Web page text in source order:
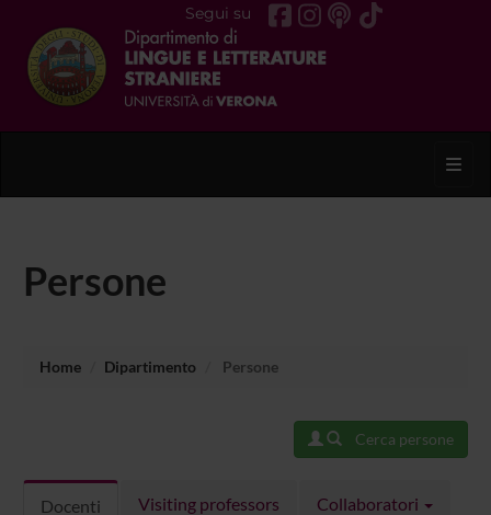
Segui su
Persone
Home Dipartimento Persone
Cerca persone
Docenti Visiting professors Collaboratori